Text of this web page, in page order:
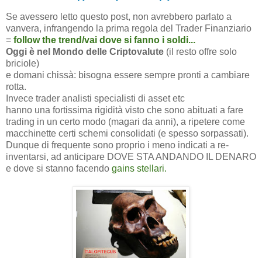
Se avessero letto questo post, non avrebbero parlato a
vanvera, infrangendo la prima regola del Trader Finanziario
= follow the trend/vai dove si fanno i soldi...
Oggi è nel Mondo delle Criptovalute (il resto offre solo
briciole)
e domani chissà: bisogna essere sempre pronti a cambiare
rotta.
Invece trader analisti specialisti di asset etc
hanno una fortissima rigidità visto che sono abituati a fare
trading in un certo modo (magari da anni), a ripetere come
macchinette certi schemi consolidati (e spesso sorpassati).
Dunque di frequente sono proprio i meno indicati a re-
inventarsi, ad anticipare DOVE STA ANDANDO IL DENARO
e dove si stanno facendo gains stellari.